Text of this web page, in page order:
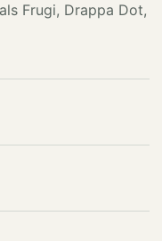
Frugi, Drappa Dot,